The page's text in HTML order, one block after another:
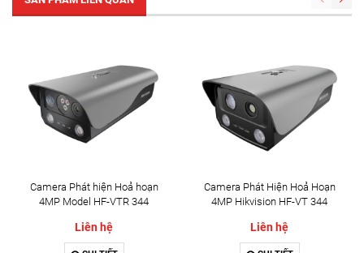
Camera Phát hiện Hoả hoạn
4MP Model HF-VTR 344
Liên hệ
Camera Phát Hiện Hoả Hoạn
4MP Hikvision HF-VT 344
Liên hệ